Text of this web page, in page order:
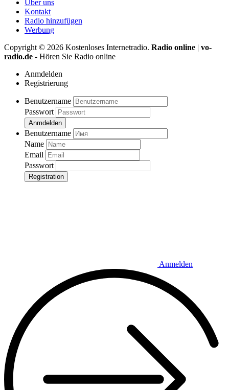
Über uns
Kontakt
Radio hinzufügen
Werbung
Copyright © 2026 Kostenloses Internetradio. Radio online | vo-
radio.de - Hören Sie Radio online
Anmdelden
Registrierung
Benutzername
Passwort
Anmdelden
Benutzername
Name
Email
Passwort
Registration
Anmelden